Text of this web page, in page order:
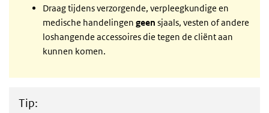
Draag tijdens verzorgende, verpleegkundige en
medische handelingen geen sjaals, vesten of andere
loshangende accessoires die tegen de cliënt aan
kunnen komen.
Tip: